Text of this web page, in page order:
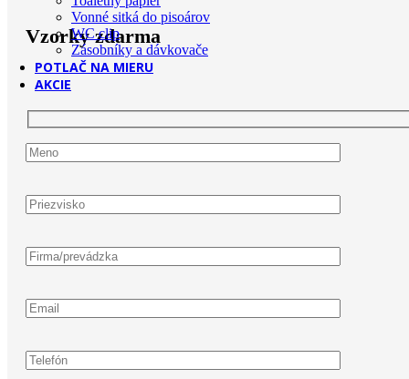
Vonné sitká do pisoárov
WC clip
Zásobníky a dávkovače
POTLAČ NA MIERU
AKCIE
Vzorky zdarma